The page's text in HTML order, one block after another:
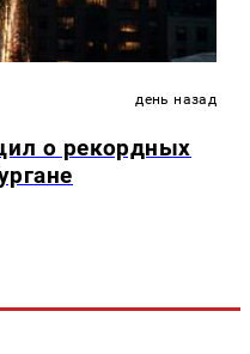
день назад
о рекордных